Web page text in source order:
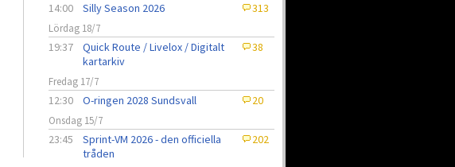
14:00 Silly Season 2026 313
Lördag 18/7
19:37
Quick Route / Livelox / Digitalt
kartarkiv
38
Fredag 17/7
12:30 O-ringen 2028 Sundsvall 20
Onsdag 15/7
23:45
Sprint-VM 2026 - den officiella
tråden
202